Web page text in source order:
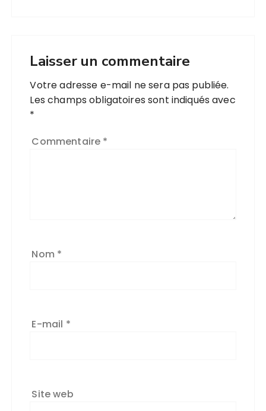
Laisser un commentaire
Votre adresse e-mail ne sera pas publiée.
Les champs obligatoires sont indiqués avec
*
Commentaire *
Nom *
E-mail *
Site web